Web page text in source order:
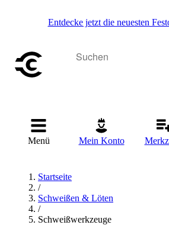
Entdecke jetzt die neuesten
Menü Mein Konto
Startseite
/
Schweißen & Löten
/
Schweißwerkzeuge